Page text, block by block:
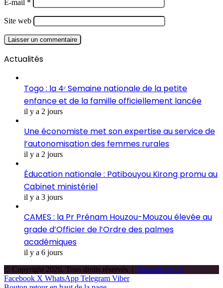
E-mail *
Site web
Actualités
Togo : la 4ᵉ Semaine nationale de la petite
enfance et de la famille officiellement lancée
il y a 2 jours
Une économiste met son expertise au service de
l’autonomisation des femmes rurales
il y a 2 jours
Éducation nationale : Patibouyou Kirong promu au
Cabinet ministériel
il y a 3 jours
CAMES : la Pr Prénam Houzou-Mouzou élevée au
grade d’Officier de l’Ordre des palmes
académiques
il y a 6 jours
© Copyright 2026, Tous droits réservés | Newsoftogo.tg
Facebook X WhatsApp Telegram Viber